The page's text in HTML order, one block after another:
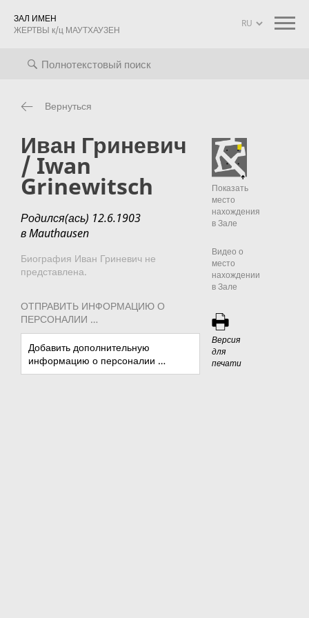
ЗАЛ ИМЕН
ЖЕРТВЫ к/ц МАУТХАУЗЕН
Биографии Информация о проекте
Вернуться
Иван Гриневич
/ Iwan
Grinewitsch
Родился(ась) 12.6.1903
в Mauthausen
Биография Иван Гриневич не
представлена.
ОТПРАВИТЬ ИНФОРМАЦИЮ О
ПЕРСОНАЛИИ …
Добавить дополнительную
информацию о персоналии …
Показать
место
нахождения
в Зале
Видео о
место
нахождении
в Зале
Версия
для
печати